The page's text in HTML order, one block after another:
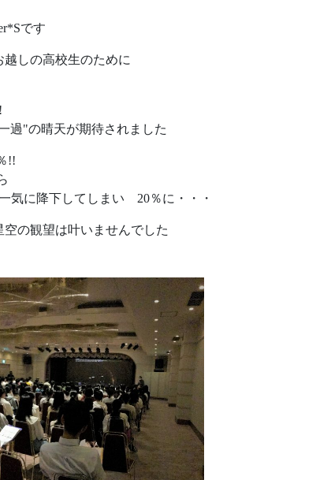
です
しの高校生のために
過"の晴天が期待されました
!!
に降下してしまい 20％に・・・
の観望は叶いませんでした